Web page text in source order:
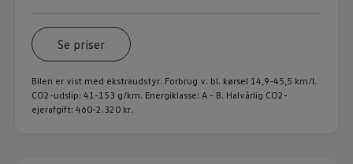
Se priser
Bilen er vist med ekstraudstyr. Forbrug v. bl. kørsel 14,9-45,5 km/l.
CO2-udslip: 41-153 g/km. Energiklasse: A - B. Halvårlig CO2-
ejerafgift: 460-2.320 kr.